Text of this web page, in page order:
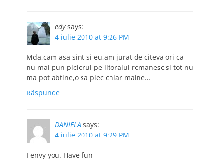
edy says:
4 iulie 2010 at 9:26 PM
Mda,cam asa sint si eu,am jurat de citeva ori ca
nu mai pun piciorul pe litoralul romanesc,si tot nu
ma pot abtine,o sa plec chiar maine…
Răspunde
DANIELA says:
4 iulie 2010 at 9:29 PM
I envy you. Have fun